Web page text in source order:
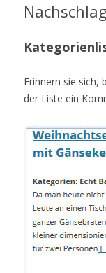
Erinnern sie sich,
der Liste ein